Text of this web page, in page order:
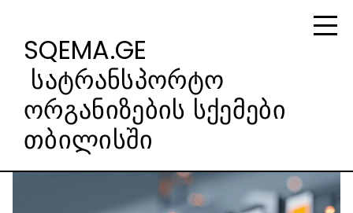
SQEMA.GE
სატრანსპორტო
ორგანიზების სქემები
თბილისში